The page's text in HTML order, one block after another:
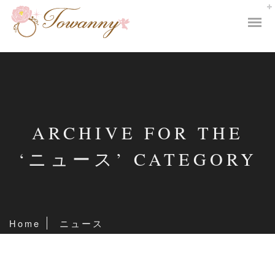
ARCHIVE FOR THE
‘ニュース’ CATEGORY
Home ニュース